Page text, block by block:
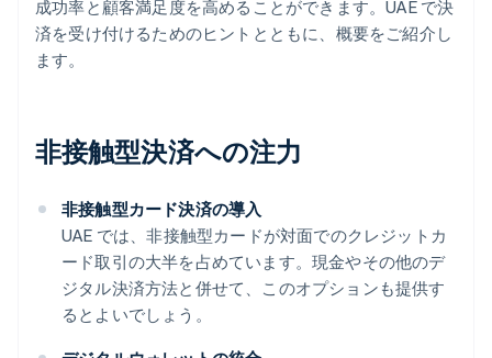
成功率と顧客満足度を高めることができます。UAE で決
済を受け付けるためのヒントとともに、概要をご紹介し
ます。
非接触型決済への注力
非接触型カード決済の導入
UAE では、非接触型カードが対面でのクレジットカ
ード取引の大半を占めています。現金やその他のデ
ジタル決済方法と併せて、このオプションも提供す
るとよいでしょう。